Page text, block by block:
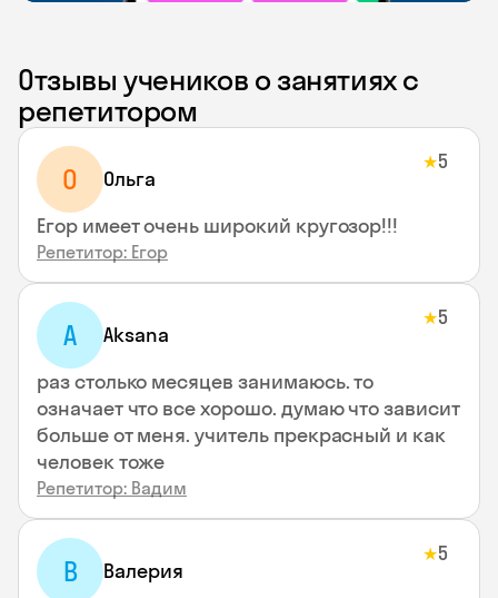
Отзывы учеников о занятиях с
репетитором
О Ольга
★5
Егор имеет очень широкий кругозор!!!
Репетитор: Егор
A Aksana
★5
раз столько месяцев занимаюсь. то
означает что все хорошо. думаю что зависит
больше от меня. учитель прекрасный и как
человек тоже
Репетитор: Вадим
В Валерия
★5